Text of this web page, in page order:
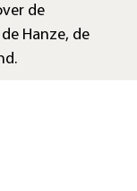
de
Hanze, de